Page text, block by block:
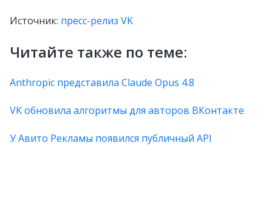
Источник: пресс-релиз VK
Читайте также по теме:
Anthropic представила Claude Opus 4.8
VK обновила алгоритмы для авторов ВКонтакте
У Авито Рекламы появился публичный API